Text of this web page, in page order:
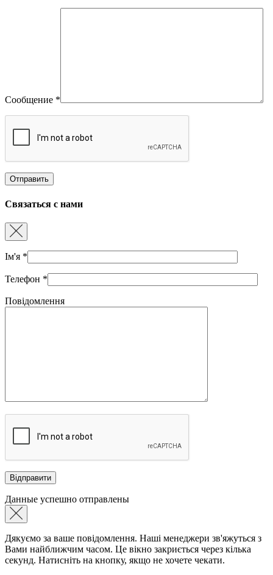
Сообщение *
Связаться с нами
Ім'я *
Телефон *
Повідомлення
Данные успешно отправлены
Дякуємо за ваше повідомлення. Наші менеджери зв'яжуться з
Вами найближчим часом. Це вікно закриється через кілька
секунд. Натисніть на кнопку, якщо не хочете чекати.